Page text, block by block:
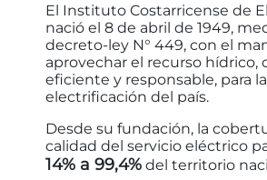
El Instituto Costarricense de
nació el 8 de abril de 1949,
decreto-ley N° 449, con el
aprovechar el recurso hídrico,
eficiente y responsable, para la
electrificación del país.
Desde su fundación, la
calidad del servicio eléctrico
14% a 99,4% del territorio